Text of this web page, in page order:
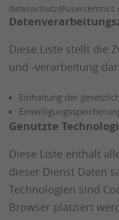
Diese Liste stellt die
und -verarbeitung dar.
Einhaltung der
Genutzte
Diese Liste enthält
dieser Dienst Daten
Technologien sind
Browser platziert